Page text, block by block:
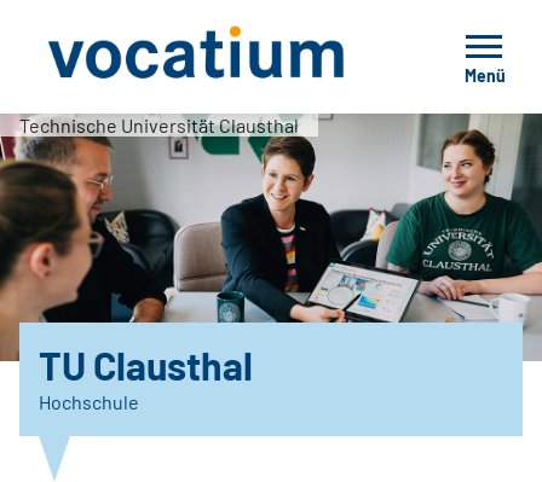
Menü
Technische Universität Clausthal
TU Clausthal
Hochschule